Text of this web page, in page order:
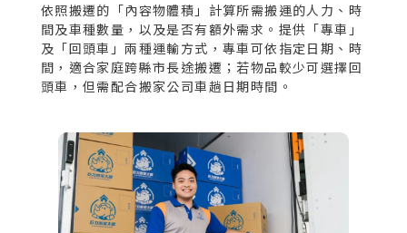
依照搬遷的「內容物體積」計算所需搬運的人力、時
間及車種數量，以及是否有額外需求。提供「專車」
及「回頭車」兩種運輸方式，專車可依指定日期、時
間，適合家庭跨縣市長途搬遷；若物品較少可選擇回
頭車，但需配合搬家公司車趟日期時間。